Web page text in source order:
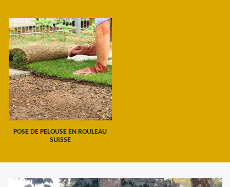
POSE DE PELOUSE EN ROULEAU
SUISSE